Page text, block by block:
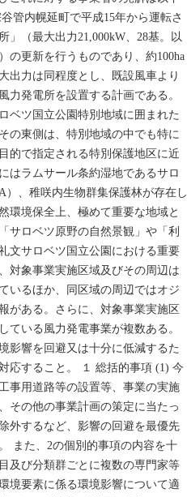
管内幌延町で平成15年から運転さ
」（最大出力21,000kW、28基。以
の更新を行うものであり、約100ha
出力は同程度とし、既設風車より
力発電所を設置する計画である。
ベツ国立公園特別地域に囲まれた
の東側は、特別地域の中でも特に
的で指定される特別保護地区に近
はラムサール条約湿地であるサロ
、稚咲内生物群集保護林が存在し
環境保全上、極めて重要な地域と
サロベツ原野の自然景観」や「利
文サロベツ国立公園における重要
対象事業実施区域及びその周辺は
いるほか、同区域の周辺ではオジ
がある。さらに、対象事業実施区
ている風力発電事業が複数ある。
影響を回避又は十分に低減するた
応すること。 １ 総括的事項 (1) 今
事用道路等の設置等、事業の実施
その他の事業計画の策定に当たっ
外するなど、影響の回避を最優先
また、2の個別的事項の内容を十
及び分類群ごとに複数の専門家等
境要素に係る環境影響について適